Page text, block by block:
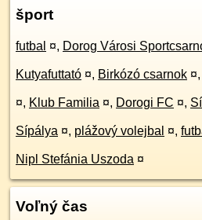
šport
futbal ¤, Dorog Városi
Kutyafuttató ¤, Birkózó csarnok ¤,
¤, Klub Familia ¤, Dorogi FC ¤,
Sípálya ¤, plážový volejbal ¤,
Nipl Stefánia Uszoda ¤
Voľný čas